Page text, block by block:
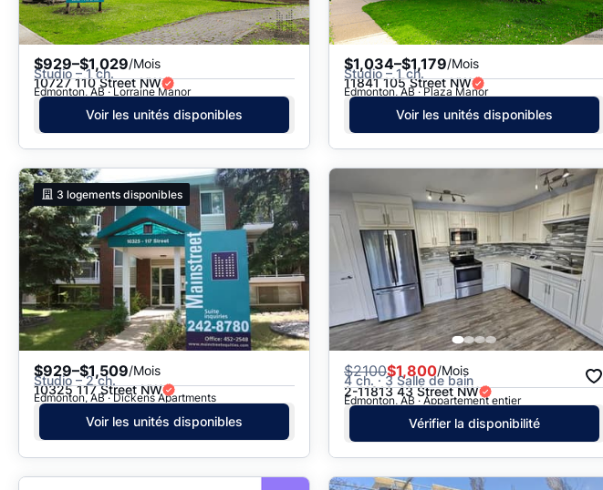
$929–$1,029/Mois
Studio – 1 ch.
10727 110 Street NW
Edmonton, AB · Lorraine Manor
Voir les unités disponibles
$1,034–$1,179/Mois
Studio – 1 ch.
11841 105 Street NW
Edmonton, AB · Plaza Manor
Voir les unités disponibles
3 logements disponibles
$929–$1,509/Mois
Studio – 2 ch.
10325 117 Street NW
Edmonton, AB · Dickens Apartments
Voir les unités disponibles
$2100$1,800/Mois
4 ch. · 3 Salle de bain
2-11813 43 Street NW
Edmonton, AB · Appartement entier
Vérifier la disponibilité